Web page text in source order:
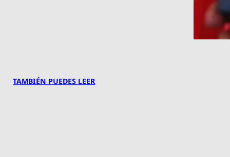
TAMBIÉN PUEDES LEER